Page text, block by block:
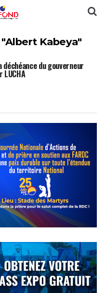
Kabeya"
du gouverneur
LUCHA